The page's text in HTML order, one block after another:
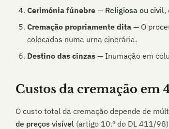
Cerimónia fúnebre — Religiosa ou civil,
Cremação propriamente dita — O
colocadas numa urna cinerária.
Destino das cinzas — Inumação em
Custos da cremação em
O custo total da cremação depende de
de preços visível (artigo 10.º do DL 411/